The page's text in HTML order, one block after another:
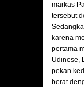
markas
tersebut
karena
pertama
Udinese,
pekan
berat